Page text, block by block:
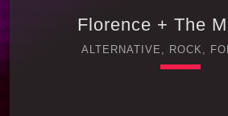
Florence + The
ALTERNATIVE, ROCK,